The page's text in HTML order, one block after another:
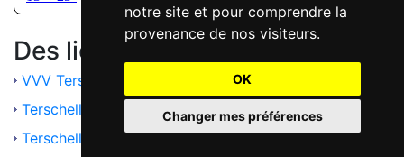
notre site et pour comprendre la
provenance de nos visiteurs.
OK
Changer mes préférences
Des liens pratiques
VVV Terschelling
Terschelling.net
Terschelling.info